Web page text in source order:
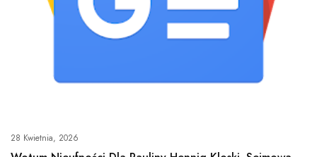
28 Kwietnia, 2026